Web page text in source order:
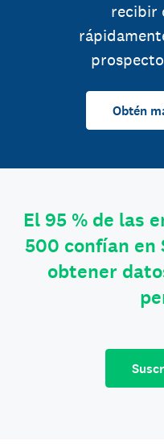
recibir
Obtén
El 95 % de las
500 confían en
obtener